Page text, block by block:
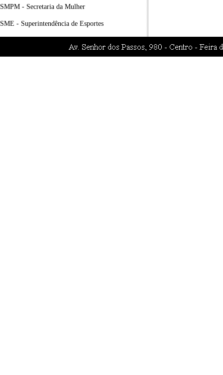
SMPM - Secretaria da Mulher
SME - Superintendência de Esportes